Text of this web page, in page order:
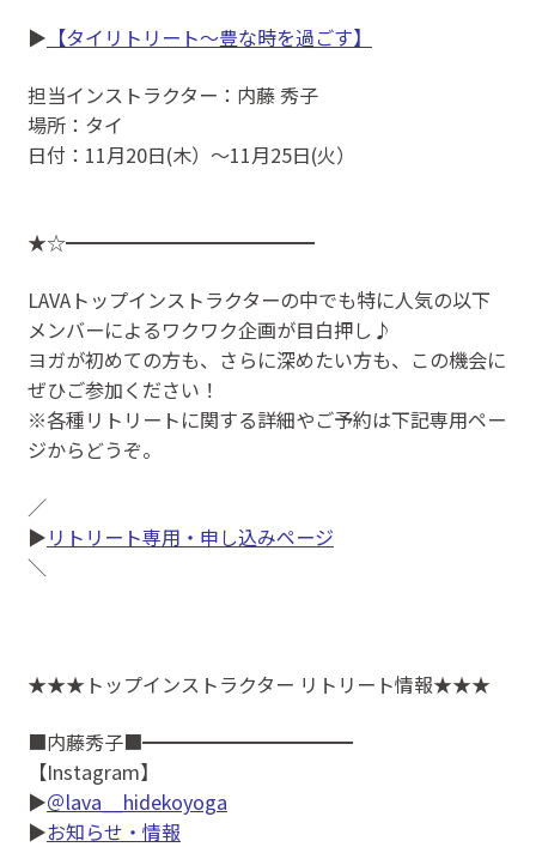
▶ 【タイリトリート～豊な時を過ごす】
担当インストラクター：内藤 秀子
場所：タイ
日付：11月20日(木）〜11月25日(火）
★☆━━━━━━━━━━━━━
LAVAトップインストラクターの中でも特に人気の以下
メンバーによるワクワク企画が目白押し♪
ヨガが初めての方も、さらに深めたい方も、この機会に
ぜひご参加ください！
※各種リトリートに関する詳細やご予約は下記専用ペー
ジからどうぞ。
／
▶リトリート専用・申し込みページ
＼
★★★トップインストラクター リトリート情報★★★
■内藤秀子■━━━━━━━━━━━
【Instagram】
▶＠lava__hidekoyoga
▶お知らせ・情報